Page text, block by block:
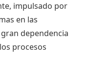
impulsado por
en las
dependencia
procesos